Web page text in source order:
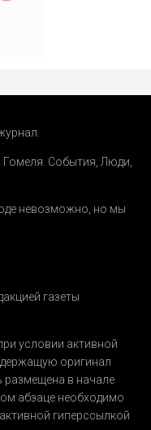
События Люди
невозможно, но мы
газеты
условии активной
оригинал
размещена в начале
абзаце необходимо
гиперссылкой